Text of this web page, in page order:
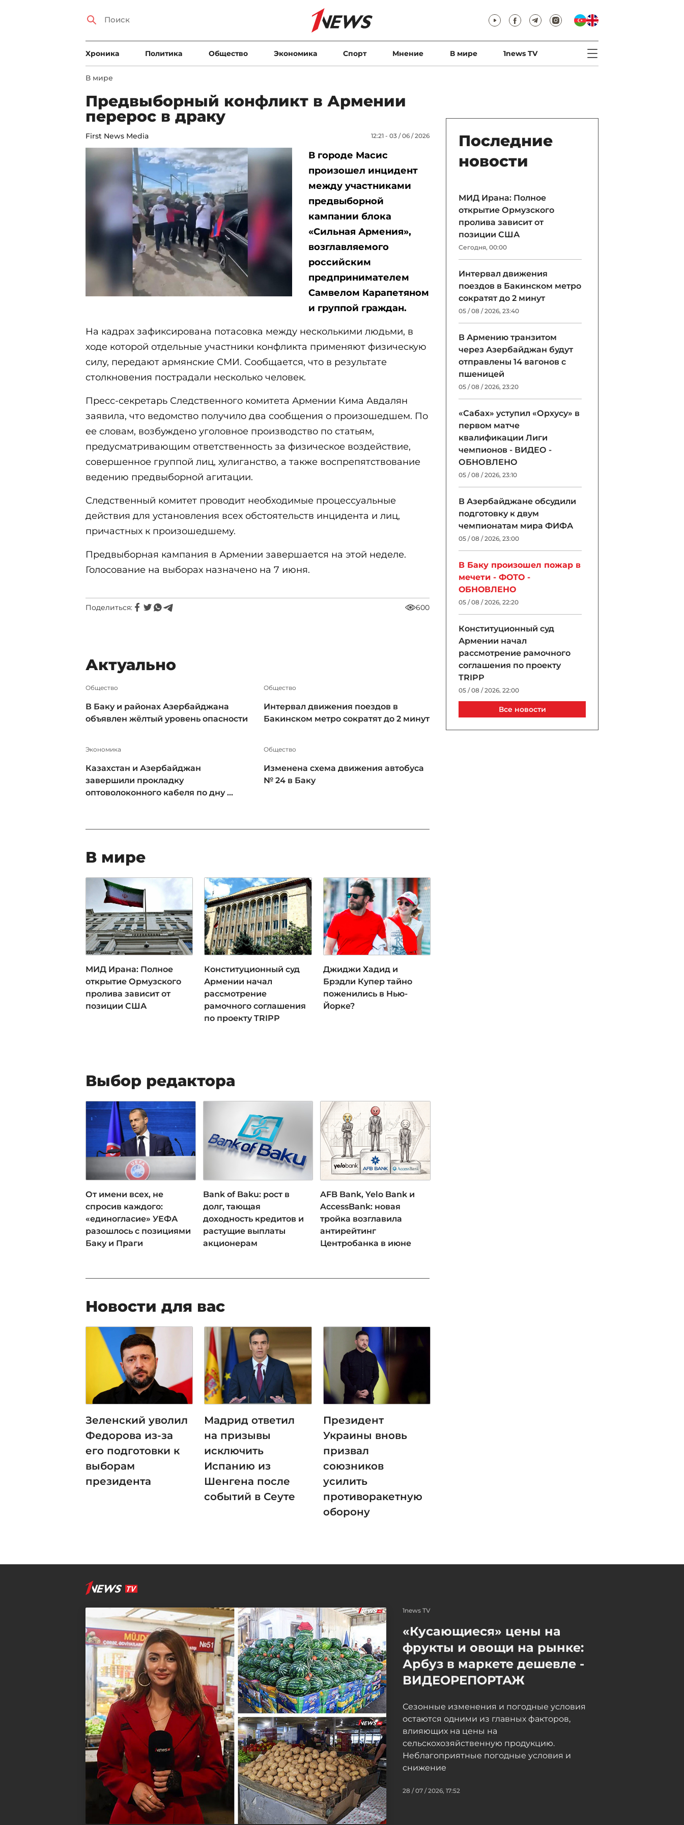
Xроника Политика Общество Экономика Спорт Мнение В мире 1news TV
В мире
Предвыборный конфликт в Армении
перерос в драку
First News Media 12:21 - 03 / 06 / 2026
В городе Масис
произошел инцидент
между участниками
предвыборной
кампании блока
«Сильная Армения»,
возглавляемого
российским
предпринимателем
Самвелом Карапетяном
и группой граждан.
На кадрах зафиксирована потасовка между несколькими людьми, в
ходе которой отдельные участники конфликта применяют физическую
силу, передают армянские СМИ. Сообщается, что в результате
столкновения пострадали несколько человек.
Пресс-секретарь Следственного комитета Армении Кима Авдалян
заявила, что ведомство получило два сообщения о произошедшем. По
ее словам, возбуждено уголовное производство по статьям,
предусматривающим ответственность за физическое воздействие,
совершенное группой лиц, хулиганство, а также воспрепятствование
ведению предвыборной агитации.
Следственный комитет проводит необходимые процессуальные
действия для установления всех обстоятельств инцидента и лиц,
причастных к произошедшему.
Предвыборная кампания в Армении завершается на этой неделе.
Голосование на выборах назначено на 7 июня.
Поделиться: 600
Актуально
Общество
В Баку и районах Азербайджана
объявлен жёлтый уровень опасности
Общество
Интервал движения поездов в
Бакинском метро сократят до 2 минут
Экономика
Казахстан и Азербайджан
завершили прокладку
оптоволоконного кабеля по дну ...
Общество
Изменена схема движения автобуса
№ 24 в Баку
В мире
МИД Ирана: Полное
открытие Ормузского
пролива зависит от
позиции США
Конституционный суд
Армении начал
рассмотрение
рамочного соглашения
по проекту TRIPP
Джиджи Хадид и
Брэдли Купер тайно
поженились в Нью-
Йорке?
Выбор редактора
От имени всех, не
спросив каждого:
«единогласие» УЕФА
разошлось с позициями
Баку и Праги
Bank of Baku: рост в
долг, тающая
доходность кредитов и
растущие выплаты
акционерам
AFB Bank, Yelo Bank и
AccessBank: новая
тройка возглавила
антирейтинг
Центробанка в июне
Новости для вас
Зеленский уволил
Федорова из-за
его подготовки к
выборам
президента
Мадрид ответил
на призывы
исключить
Испанию из
Шенгена после
событий в Сеуте
Президент
Украины вновь
призвал
союзников
усилить
противоракетную
оборону
Последние
новости
МИД Ирана: Полное
открытие Ормузского
пролива зависит от
позиции США
Сегодня, 00:00
Интервал движения
поездов в Бакинском метро
сократят до 2 минут
05 / 08 / 2026, 23:40
В Армению транзитом
через Азербайджан будут
отправлены 14 вагонов с
пшеницей
05 / 08 / 2026, 23:20
«Сабах» уступил «Орхусу» в
первом матче
квалификации Лиги
чемпионов - ВИДЕО -
ОБНОВЛЕНО
05 / 08 / 2026, 23:10
В Азербайджане обсудили
подготовку к двум
чемпионатам мира ФИФА
05 / 08 / 2026, 23:00
В Баку произошел пожар в
мечети - ФОТО -
ОБНОВЛЕНО
05 / 08 / 2026, 22:20
Конституционный суд
Армении начал
рассмотрение рамочного
соглашения по проекту
TRIPP
05 / 08 / 2026, 22:00
Джиджи Хадид и Брэдли
Купер тайно поженились в
Пашинян обсудил с
Все новости
1news TV
«Кусающиеся» цены на
фрукты и овощи на рынке:
Арбуз в маркете дешевле -
ВИДЕОРЕПОРТАЖ
Сезонные изменения и погодные условия
остаются одними из главных факторов,
влияющих на цены на
сельскохозяйственную продукцию.
Неблагоприятные погодные условия и
снижение
28 / 07 / 2026, 17:52